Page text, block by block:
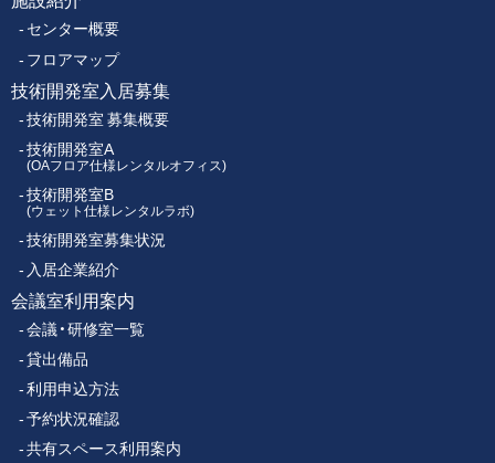
フ
ッ
タ
ー
メ
ニ
ュ
ー
センター概要
フロアマップ
技術開発室入居募集
技術開発室 募集概要
技術開発室A
(OAフロア仕様レンタルオフィス)
技術開発室B
(ウェット仕様レンタルラボ)
技術開発室募集状況
入居企業紹介
会議室利用案内
会議・研修室一覧
貸出備品
利用申込方法
予約状況確認
共有スペース利用案内